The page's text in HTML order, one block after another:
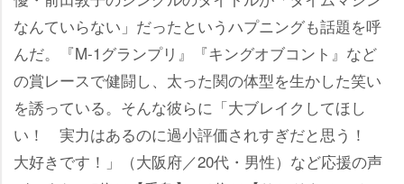
なんていらない」だったというハプニングも話題を呼
んだ。『M-1グランプリ』『キングオブコント』など
の賞レースで健闘し、太った関の体型を生かした笑い
を誘っている。そんな彼らに「大ブレイクしてほし
い！ 実力はあるのに過小評価されすぎだと思う！
大好きです！」（大阪府／20代・男性）など応援の声